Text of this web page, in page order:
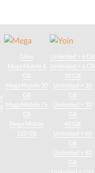
Glow
Mega Mobile 5
GB
Mega Mobile 30
GB
Mega Mobile 75
GB
Mega Mobile
120 GB
Unlimited + 6 GB
Unlimited + 6 GB
30 GB
Unlimited + 30
GB
Unlimited + 30
GB
40 GB
Unlimited + 60
GB
Unlimited + 80
GB